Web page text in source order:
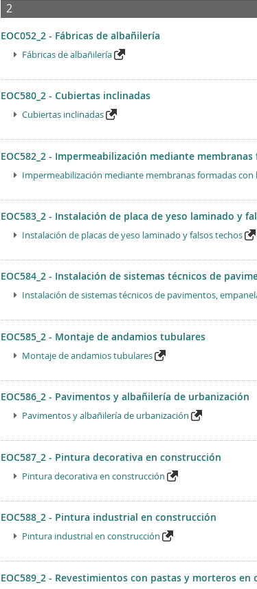
2
EOC052_2 - Fábricas de albañilería
Fábricas de albañilería
EOC580_2 - Cubiertas inclinadas
Cubiertas inclinadas
EOC582_2 - Impermeabilización mediante
Impermeabilización mediante membranas formadas con
EOC583_2 - Instalación de placa de yeso laminado y
Instalación de placas de yeso laminado y falsos techos
EOC584_2 - Instalación de sistemas técnicos de
Instalación de sistemas técnicos de pavimentos,
EOC585_2 - Montaje de andamios tubulares
Montaje de andamios tubulares
EOC586_2 - Pavimentos y albañilería de urbanización
Pavimentos y albañilería de urbanización
EOC587_2 - Pintura decorativa en construcción
Pintura decorativa en construcción
EOC588_2 - Pintura industrial en construcción
Pintura industrial en construcción
EOC589_2 - Revestimientos con pastas y morteros en